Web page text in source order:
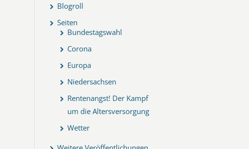
Blogroll
Seiten
Bundestagswahl
Corona
Europa
Niedersachsen
Rentenangst! Der Kampf
um die Altersversorgung
Wetter